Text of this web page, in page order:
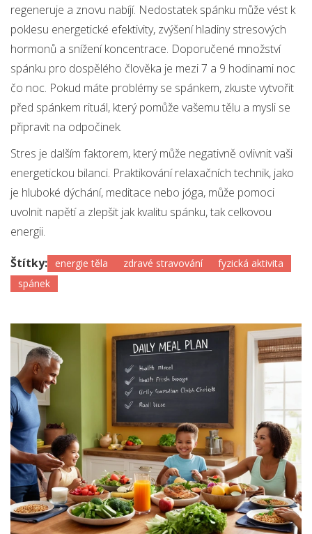
regeneruje a znovu nabíjí. Nedostatek spánku může vést k
poklesu energetické efektivity, zvýšení hladiny stresových
hormonů a snížení koncentrace. Doporučené množství
spánku pro dospělého člověka je mezi 7 a 9 hodinami noc
čo noc. Pokud máte problémy se spánkem, zkuste vytvořit
před spánkem rituál, který pomůže vašemu tělu a mysli se
připravit na odpočinek.
Stres je dalším faktorem, který může negativně ovlivnit vaši
energetickou bilanci. Praktikování relaxačních technik, jako
je hluboké dýchání, meditace nebo jóga, může pomoci
uvolnit napětí a zlepšit jak kvalitu spánku, tak celkovou
energii.
Štítky: energie těla zdravé stravování
fyzická aktivita
spánek